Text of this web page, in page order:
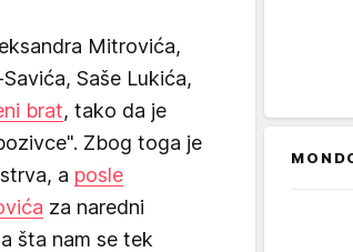
Mitrovića,
Saše Lukića,
brat, tako da je
Zbog toga je
a posle
za naredni
šta nam se tek